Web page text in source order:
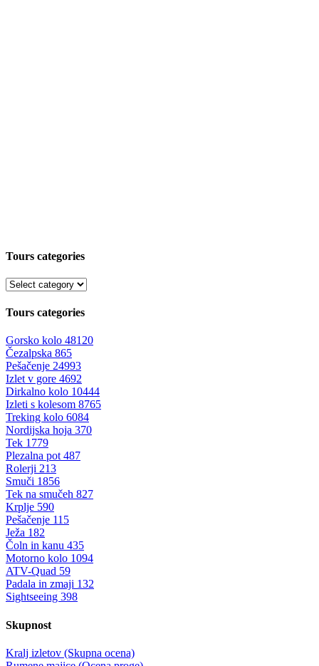
Tours categories
Tours categories
Gorsko kolo 48120
Čezalpska 865
Pešačenje 24993
Izlet v gore 4692
Dirkalno kolo 10444
Izleti s kolesom 8765
Treking kolo 6084
Nordijska hoja 370
Tek 1779
Plezalna pot 487
Rolerji 213
Smuči 1856
Tek na smučeh 827
Krplje 590
Pešačenje 115
Ježa 182
Čoln in kanu 435
Motorno kolo 1094
ATV-Quad 59
Padala in zmaji 132
Sightseeing 398
Skupnost
Kralj izletov (Skupna ocena)